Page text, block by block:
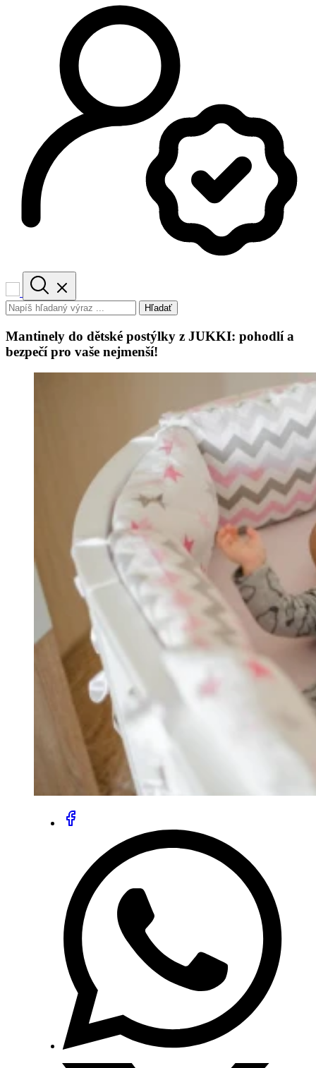
Hľadať
Mantinely do dětské postýlky z JUKKI: pohodlí a
bezpečí pro vaše nejmenší!